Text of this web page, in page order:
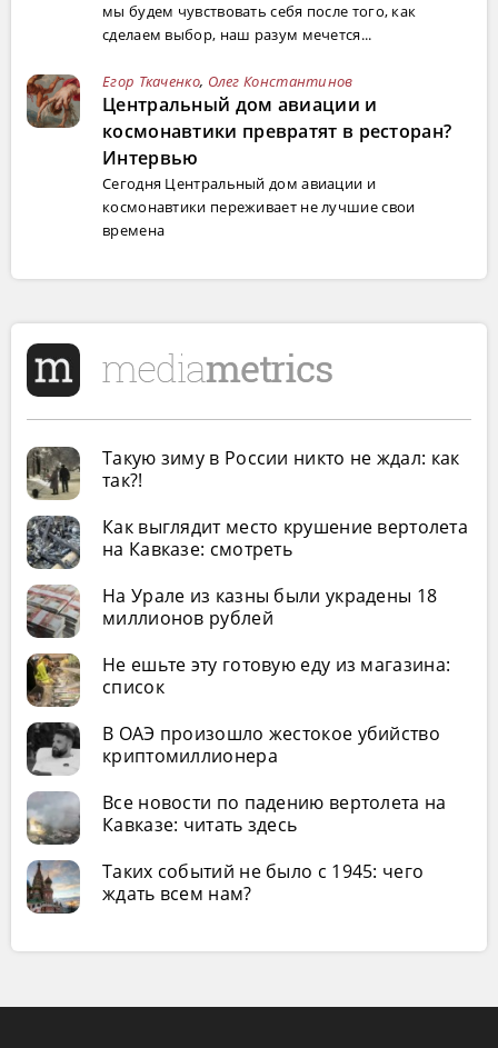
мы будем чувствовать себя после того, как
сделаем выбор, наш разум мечется...
Егор Ткаченко, Олег Константинов
Центральный дом авиации и
космонавтики превратят в ресторан?
Интервью
Сегодня Центральный дом авиации и
космонавтики переживает не лучшие свои
времена
Такую зиму в России никто не ждал: как
так?!
Как выглядит место крушение вертолета
на Кавказе: смотреть
На Урале из казны были украдены 18
миллионов рублей
Не ешьте эту готовую еду из магазина:
список
В ОАЭ произошло жестокое убийство
криптомиллионера
Все новости по падению вертолета на
Кавказе: читать здесь
Таких событий не было с 1945: чего
ждать всем нам?